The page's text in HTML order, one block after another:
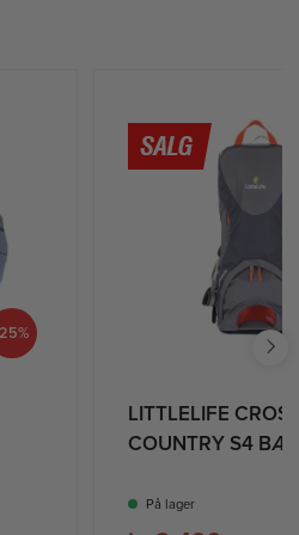
LITTLELIFE
COUNTRY S4
På lager